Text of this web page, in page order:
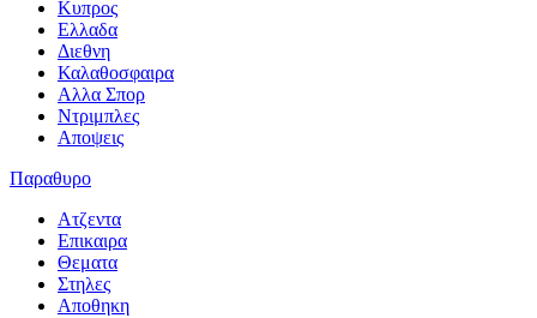
Κυπρος
Ελλαδα
Διεθνη
Καλαθοσφαιρα
Αλλα Σπορ
Ντριμπλες
Αποψεις
Παραθυρο
Ατζεντα
Επικαιρα
Θεματα
Στηλες
Αποθηκη